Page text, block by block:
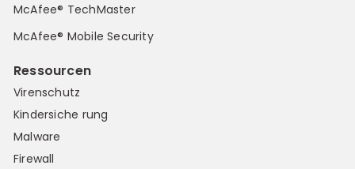
McAfee® TechMaster
McAfee® Mobile Security
Ressourcen
Virenschutz
Kindersiche rung
Malware
Firewall